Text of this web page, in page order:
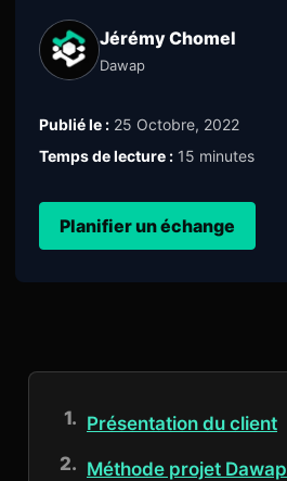
Jérémy Chomel
Dawap
Publié le : 25 Octobre, 2022
Temps de lecture : 15 minutes
Planifier un échange
Présentation du client
Méthode projet Dawap